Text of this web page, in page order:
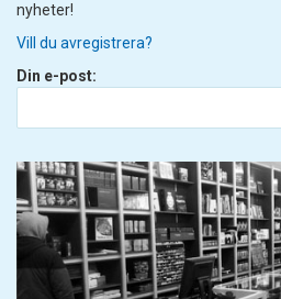
nyheter!
Vill du avregistrera?
Din e-post: